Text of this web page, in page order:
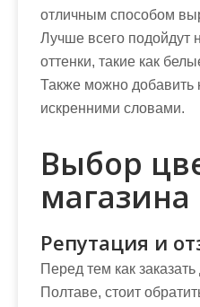
отличным способом
Лучше всего подойдут
оттенки, такие как
Также можно добавить
искренними словами.
Выбор
магазина
Репутация и
Перед тем как
Полтаве, стоит